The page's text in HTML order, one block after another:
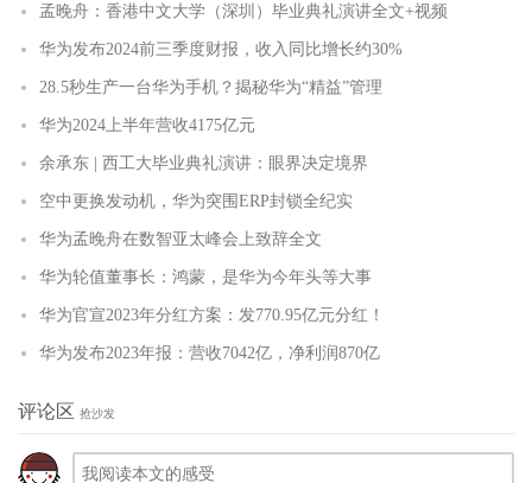
孟晚舟：香港中文大学（深圳）毕业典礼演讲全文+视频
华为发布2024前三季度财报，收入同比增长约30%
28.5秒生产一台华为手机？揭秘华为“精益”管理
华为2024上半年营收4175亿元
余承东 | 西工大毕业典礼演讲：眼界决定境界
空中更换发动机，华为突围ERP封锁全纪实
华为孟晚舟在数智亚太峰会上致辞全文
华为轮值董事长：鸿蒙，是华为今年头等大事
华为官宣2023年分红方案：发770.95亿元分红！
华为发布2023年报：营收7042亿，净利润870亿
评论区 抢沙发